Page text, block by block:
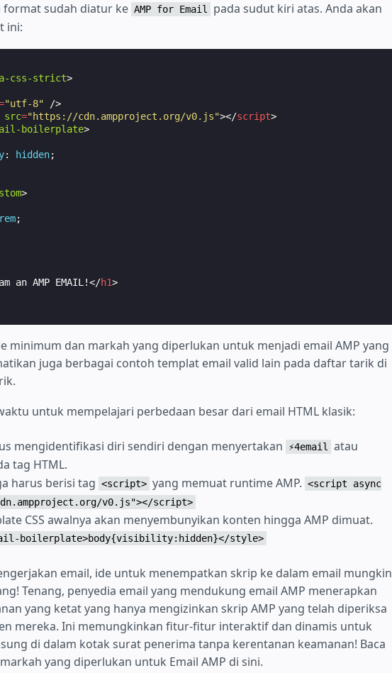
format sudah diatur ke AMP for Email
pada sudut kiri atas. Anda akan
ini:
css-strict>
"utf-8"
/>
src="https://cdn.ampproject.org/v0.js"></script>
boilerplate>
: hidden;
>
rem;
an AMP EMAIL!</h1>
minimum dan markah yang diperlukan untuk menjadi email AMP yang
juga berbagai contoh templat email valid lain pada daftar tarik di
untuk mempelajari perbedaan besar dari email HTML klasik:
mengidentifikasi diri sendiri dengan menyertakan ⚡4email atau
tag HTML.
harus berisi tag <script> yang memuat runtime AMP. <script async
v0.js"></script>
CSS awalnya akan menyembunyikan konten hingga AMP dimuat.
boilerplate>body{visibility:hidden}</style>
email, ide untuk menempatkan skrip ke dalam email mungkin
Tenang, penyedia email yang mendukung email AMP menerapkan
yang ketat yang hanya mengizinkan skrip AMP yang telah diperiksa
mereka. Ini memungkinkan fitur-fitur interaktif dan dinamis untuk
di dalam kotak surat penerima tanpa kerentanan keamanan! Baca
yang diperlukan untuk Email AMP di sini.